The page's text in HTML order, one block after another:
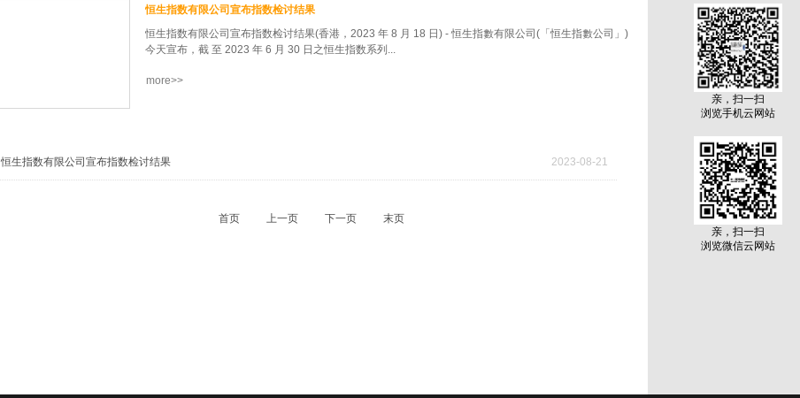
恒生指数有限公司宣布指数检讨结果
恒生指数有限公司宣布指数检讨结果(香港，2023 年 8 月 18 日) - 恒生指數有限公司(「恒生指數公司」)
今天宣布，截 至 2023 年 6 月 30 日之恒生指数系列...
公司6098碧桂园服务控股有限公司 有关成份股名单，请参阅附件二。 恒生中国企业指数成份股公司的
改动亦适用于恒生中国企业精明指数。 3. 恒生沪深港通中国企业指数 恒生沪深港通中国企业指数成份股
more>>
恒生指数有限公司宣布指数检讨结果 2023-08-21
首页 上一页 下一页 末页
亲，扫一扫
浏览手机云网站
亲，扫一扫
浏览微信云网站